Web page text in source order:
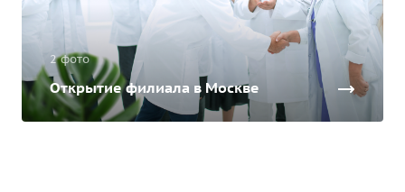
2 фото
Открытие филиала в Москве